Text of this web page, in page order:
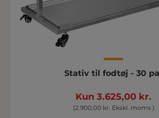
Stativ til fodtøj - 30
Kun 3.625,00 kr.
(2.900,00 kr. Ekskl. moms )